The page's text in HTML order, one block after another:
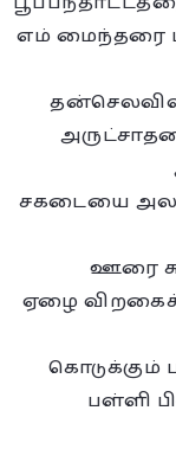
எம் மைந்தரை
சகடையை
ஊரை
ஏழை விறகைச்
பள்ளி